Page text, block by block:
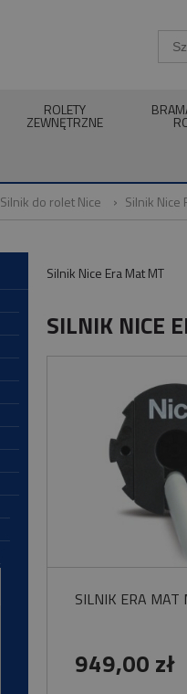
ROLETY
ZEWNĘTRZNE
Silnik do rolet Nice Silnik Nice
Silnik Nice Era Mat MT
SILNIK NICE
SILNIK ERA
949,00 zł